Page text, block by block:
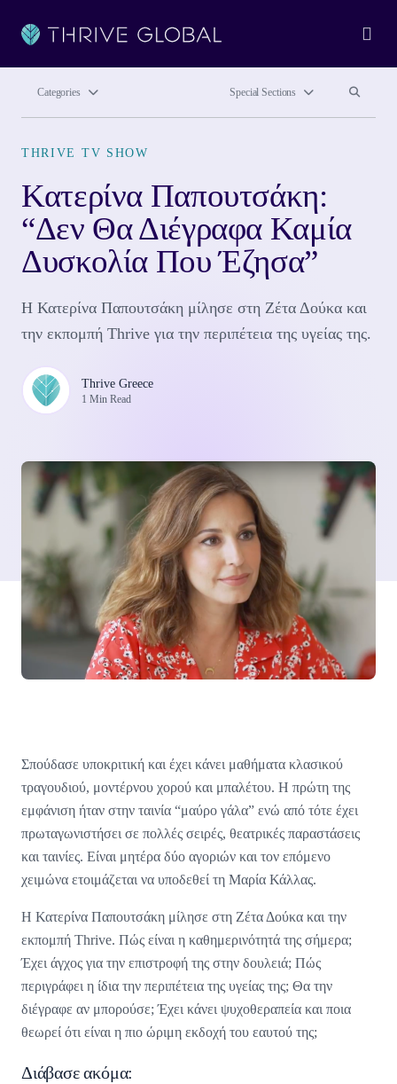
Categories Special Sections Search site
THRIVE TV SHOW
Κατερίνα Παπουτσάκη:
“Δεν Θα Διέγραφα Καμία
Δυσκολία Που Έζησα”
Η Κατερίνα Παπουτσάκη μίλησε στη Ζέτα Δούκα και
την εκπομπή Thrive για την περιπέτεια της υγείας της.
Thrive Greece
1 Min Read
Σπούδασε υποκριτική και έχει κάνει μαθήματα κλασικού
τραγουδιού, μοντέρνου χορού και μπαλέτου. Η πρώτη της
εμφάνιση ήταν στην ταινία “μαύρο γάλα” ενώ από τότε έχει
πρωταγωνιστήσει σε πολλές σειρές, θεατρικές παραστάσεις
και ταινίες. Είναι μητέρα δύο αγοριών και τον επόμενο
χειμώνα ετοιμάζεται να υποδεθεί τη Μαρία Κάλλας.
Η Κατερίνα Παπουτσάκη μίλησε στη Ζέτα Δούκα και την
εκπομπή Thrive. Πώς είναι η καθημερινότητά της σήμερα;
Έχει άγχος για την επιστροφή της στην δουλειά; Πώς
περιγράφει η ίδια την περιπέτεια της υγείας της; Θα την
διέγραφε αν μπορούσε; Έχει κάνει ψυχοθεραπεία και ποια
θεωρεί ότι είναι η πιο ώριμη εκδοχή του εαυτού της;
Διάβασε ακόμα: